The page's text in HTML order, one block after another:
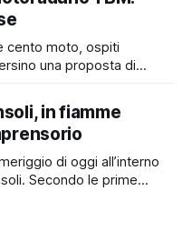
Il Consiglio
cento moto, ospiti
una proposta di
un evento che ha
richiamando
il Lazio e dalle regioni
in fiamme
di oggi all’interno
Secondo le prime
posto sono intervenuti